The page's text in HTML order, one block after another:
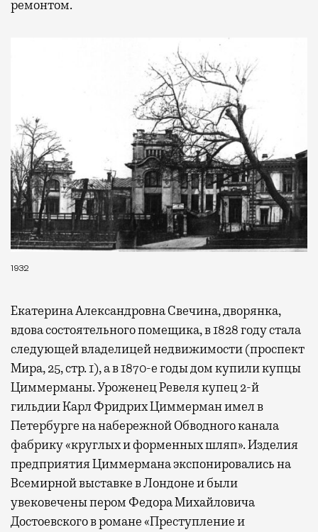
ремонтом.
1932
Екатерина Александровна Свечина, дворянка,
вдова состоятельного помещика, в 1828 году стала
следующей владелицей недвижимости (проспект
Мира, 25, стр. 1), а в 1870-е годы дом купили купцы
Циммерманы. Уроженец Ревеля купец 2-й
гильдии Карл Фридрих Циммерман имел в
Петербурге на набережной Обводного канала
фабрику «круглых и форменных шляп». Изделия
предприятия Циммермана экспонировались на
Всемирной выставке в Лондоне и были
увековечены пером Федора Михайловича
Достоевского в романе «Преступление и